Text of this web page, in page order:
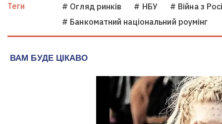
Теги # Огляд ринків # НБУ
# Війна з
# Банкоматний національний роумінг